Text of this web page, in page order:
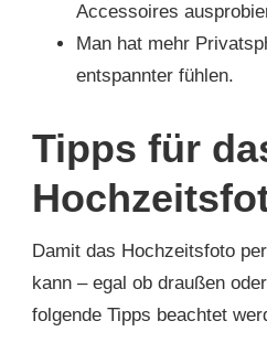
Accessoires
Man hat mehr
entspannter fühlen.
Tipps für
Damit das Hochzeitsfoto
kann – egal ob draußen
folgende Tipps beachtet